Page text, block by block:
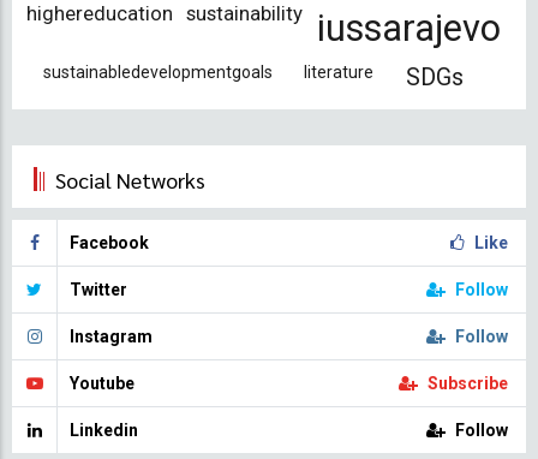
highereducation sustainability iussarajevo
sustainabledevelopmentgoals literature SDGs
Social Networks
Facebook Like
Twitter Follow
Instagram Follow
Youtube Subscribe
Linkedin Follow